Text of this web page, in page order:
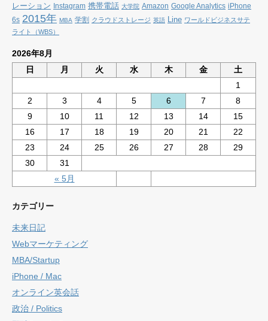
レーション Instagram 携帯電話 大学院 Amazon Google Analytics iPhone
6s 2015年 MBA 学割 クラウドストレージ 英語 Line ワールドビジネスサテ
ライト（WBS）
2026年8月
日
月 火 水 木 金 土
« 5月
1
2
3 4 5 6 7
8
9
10 11 12 13 14
15
16
17 18 19 20 21
22
23
24 25 26 27 28
29
30
31
カテゴリー
未来日記
Webマーケティング
MBA/Startup
iPhone / Mac
オンライン英会話
政治 / Politics